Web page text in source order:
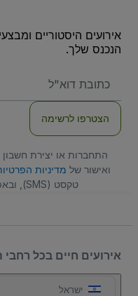
אירועים היסטוריים
הנכנס שלך.
שלכם
הצטרפו לרשימה
התחברות או יצירת
ואישור של מדיניות
טקסט (SMS), ובאפשרותך לבטל אותן בכל עת.
אירועים חיים בכל רחבי
ישראל